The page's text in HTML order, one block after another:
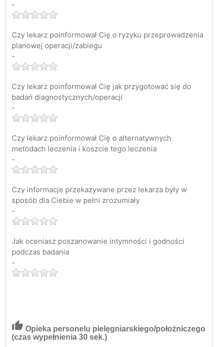
-
Czy lekarz poinformował Cię o ryzyku przeprowadzenia
planowej operacji/zabiegu
-
Czy lekarz poinformował Cię jak przygotować się do
badań diagnostycznych/operacji
-
Czy lekarz poinformował Cię o alternatywnych
metodach leczenia i koszcie tego leczenia
-
Czy informacje przekazywane przez lekarza były w
sposób dla Ciebie w pełni zrozumiały
-
Jak oceniasz poszanowanie intymności i godności
podczas badania
-
thumb_up Opieka personelu pielęgniarskiego/położniczego
(czas wypełnienia 30 sek.)